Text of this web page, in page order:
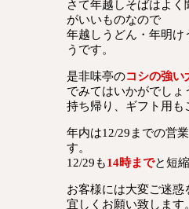
さて年越しそばはよ
がいいものなので
年越しうどん・年明け
うです。
是非味亭のコシの強い
でみてはいかがでしょ
持ち帰り、ギフト用も
年内は12/29までの営
す。
12/29も14時までと短
お客様には大変ご迷
宜しくお願い致します。